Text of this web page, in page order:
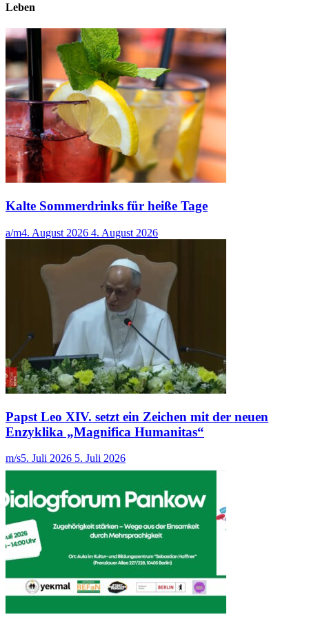
Leben
Kalte Sommerdrinks für heiße Tage
a/m4. August 2026 4. August 2026
Papst Leo XIV. setzt ein Zeichen mit der neuen
Enzyklika „Magnifica Humanitas“
m/s5. Juli 2026 5. Juli 2026